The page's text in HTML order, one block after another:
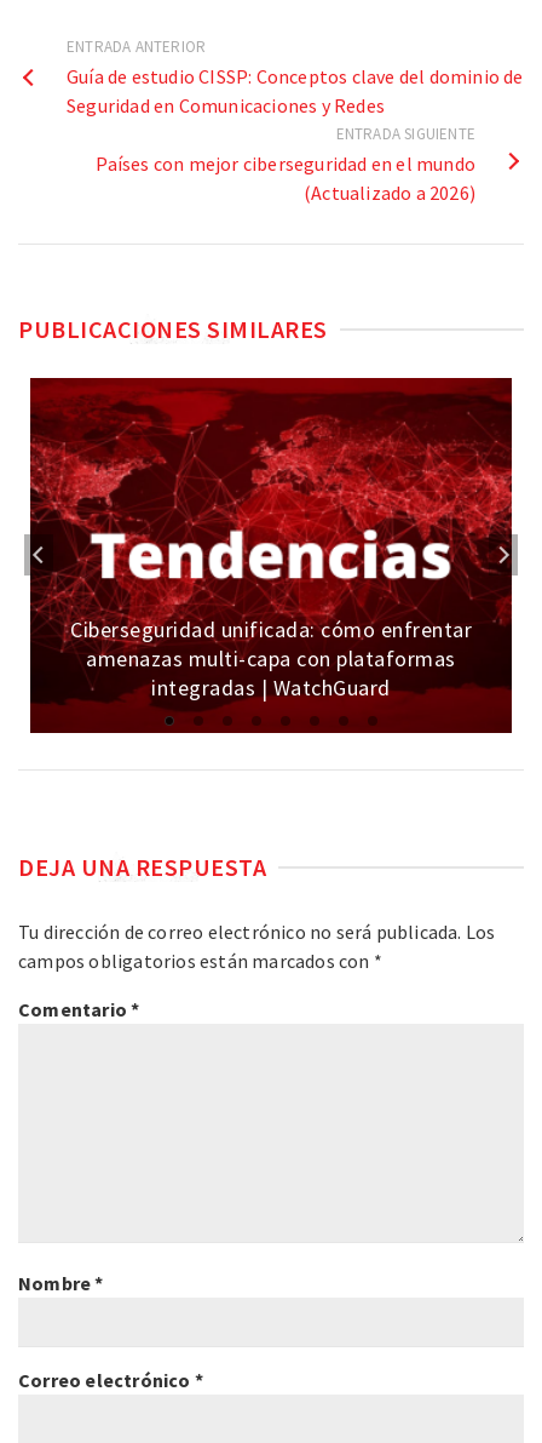
ENTRADA ANTERIOR
Guía de estudio CISSP: Conceptos clave del dominio de
Seguridad en Comunicaciones y Redes
ENTRADA SIGUIENTE
Países con mejor ciberseguridad en el mundo
(Actualizado a 2026)
PUBLICACIONES SIMILARES
Ciberseguridad unificada: cómo enfrentar
amenazas multi-capa con plataformas
integradas | WatchGuard
DEJA UNA RESPUESTA
Tu dirección de correo electrónico no será publicada. Los
campos obligatorios están marcados con *
Comentario*
Nombre*
Correo electrónico *